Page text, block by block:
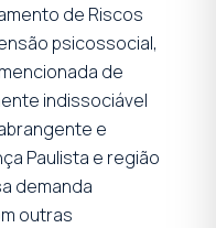
de Riscos
psicossocial,
de
indissociável
e
Paulista e região
demanda
outras